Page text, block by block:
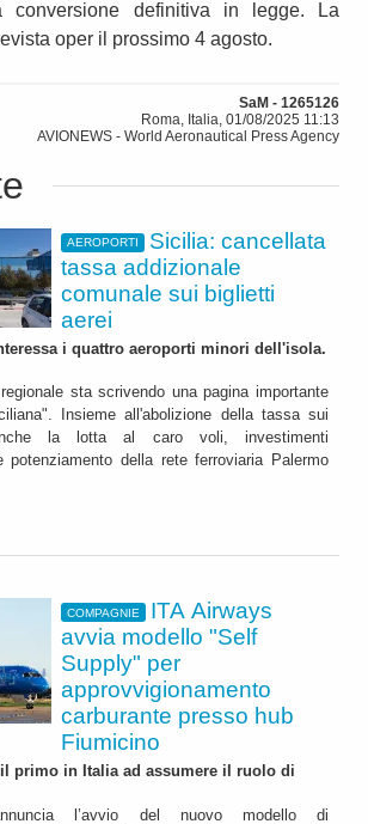
conversione definitiva in legge. La
oper il prossimo 4 agosto.
SaM - 1265126
Roma, Italia, 01/08/2025 11:13
AVIONEWS - World Aeronautical Press Agency
AEROPORTI
Sicilia: cancellata
tassa addizionale
comunale sui biglietti
aerei
i quattro aeroporti minori dell'isola.
sta scrivendo una pagina importante
Insieme all'abolizione della tassa sui
la lotta al caro voli, investimenti
potenziamento della rete ferroviaria Palermo
COMPAGNIE
ITA Airways
avvia modello "Self
Supply" per
approvvigionamento
carburante presso hub
Fiumicino
il primo in Italia ad assumere il ruolo di
l’avvio del nuovo modello di